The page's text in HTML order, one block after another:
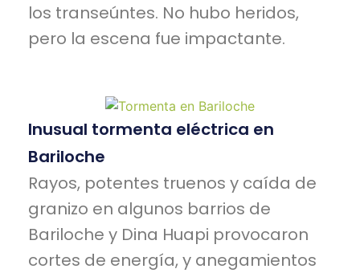
los transeúntes. No hubo heridos,
pero la escena fue impactante.
Inusual tormenta eléctrica en
Bariloche
Rayos, potentes truenos y caída de
granizo en algunos barrios de
Bariloche y Dina Huapi provocaron
cortes de energía, y anegamientos